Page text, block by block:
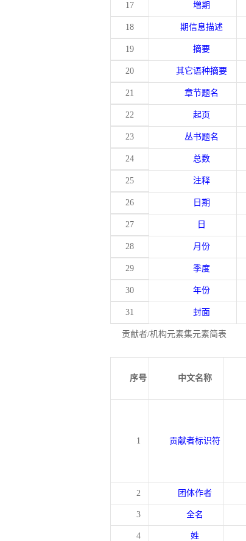
17 増期
18 期信息描述
19 摘要
20 其它语种摘要
21 章节题名
22 起页
23 丛书题名
24 总数
25 注释
26 日期
27 日
28 月份
29 季度
30 年份
31 封面
贡献者/机构元素集元素简表
序号 中文名称
1 贡献者标识符
2 团体作者
3 全名
4 姓